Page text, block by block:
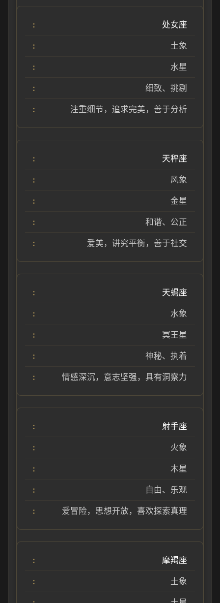
处女座
土象
水星
细致、挑剔
注重细节，追求完美，善于分析
天秤座
风象
金星
和谐、公正
爱美，讲究平衡，善于社交
天蝎座
水象
冥王星
神秘、执着
情感深沉，意志坚强，具有洞察力
射手座
火象
木星
自由、乐观
爱冒险，思想开放，喜欢探索真理
摩羯座
土象